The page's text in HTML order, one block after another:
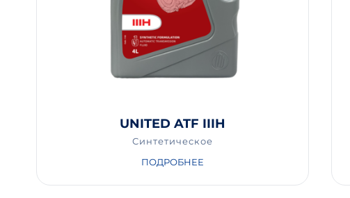
UNITED ATF IIIH
Синтетическое
ПОДРОБНЕЕ